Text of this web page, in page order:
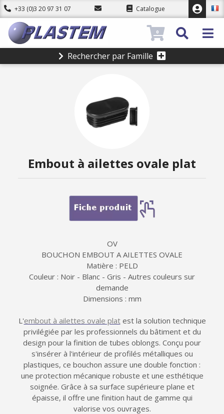
+33 (0)3 20 97 31 07 Catalogue
Rechercher par Famille
0
Embout à ailettes ovale plat
OV
BOUCHON EMBOUT A AILETTES OVALE
Matière : PELD
Couleur : Noir - Blanc - Gris - Autres couleurs sur
demande
Dimensions : mm
L'embout à ailettes ovale platest la solution technique
privilégiée par les professionnels du bâtiment et du
design pour la finition de tubes oblongs. Conçu pour
s'insérer à l'intérieur de profilés métalliques ou
plastiques, ce bouchon assure une double fonction :
une protection mécanique robuste et une esthétique
soignée. Grâce à sa surface supérieure plane et
épaisse, il offre une finition haut de gamme qui
valorise vos ouvrages.